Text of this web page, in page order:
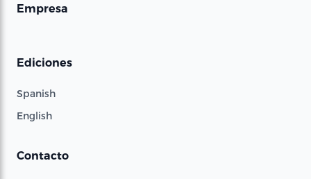
Empresa
Ediciones
Spanish
English
Contacto